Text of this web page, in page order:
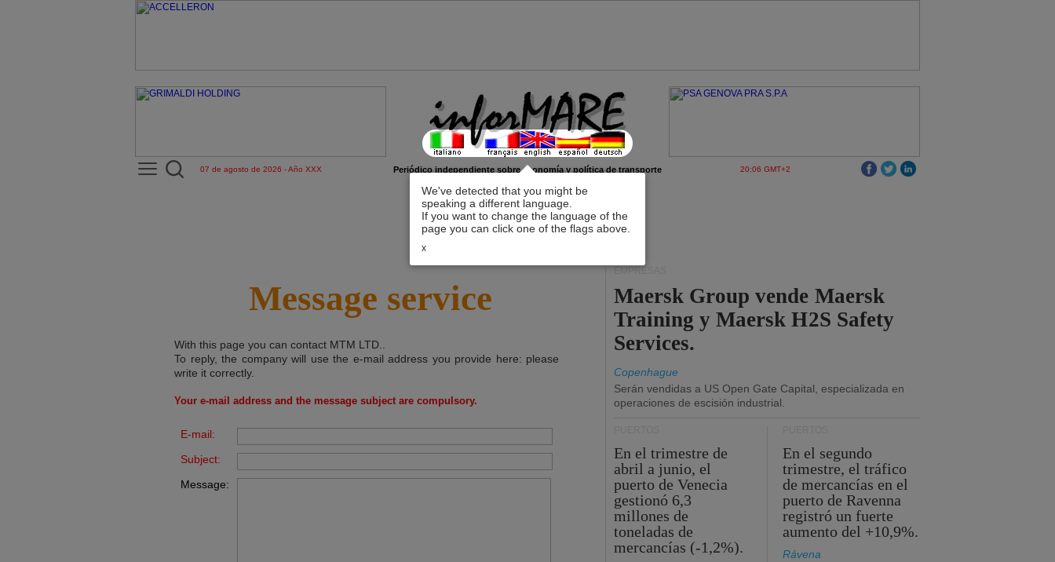
We've detected that you might be
speaking a different language.
If you want to change the language of the
page you can click one of the flags above.
x
07 de agosto de 2026 - Año XXX Periódico independiente sobre economía y política de transporte 20:06 GMT+2
Message service
With this page you can contact MTM LTD.
To reply, the company will use the e-mail address you provide here: please
write it correctly.
Your e-mail address and the message subject are compulsory.
E-mail:
Subject:
Message:
EMPRESAS
Maersk Group vende Maersk
Training y Maersk H2S Safety
Services.
Copenhague
Serán vendidas a US Open Gate Capital, especializada en
operaciones de escisión industrial.
En el trimestre de
abril a junio, el
puerto de Venecia
gestionó 6,3
millones de
toneladas de
mercancías (-1,2%).
En el segundo
trimestre, el tráfico
de mercancías en el
puerto de Ravenna
registró un fuerte
aumento del +10,9%.
Rávena